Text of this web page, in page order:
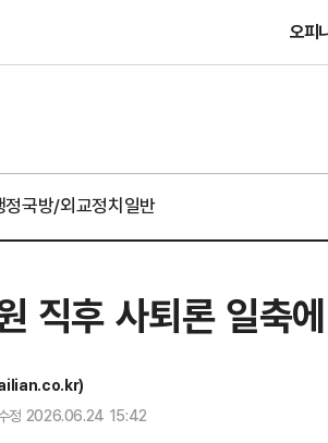
오피
정국방/외교정치일반
직후 사퇴론 일축
정 2026.06.24 15:42